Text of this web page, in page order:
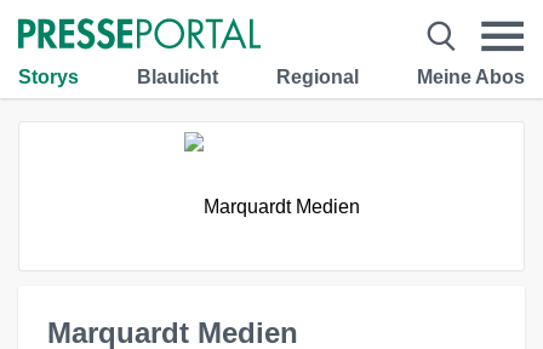
Storys Blaulicht Regional Meine Abos
Marquardt Medien